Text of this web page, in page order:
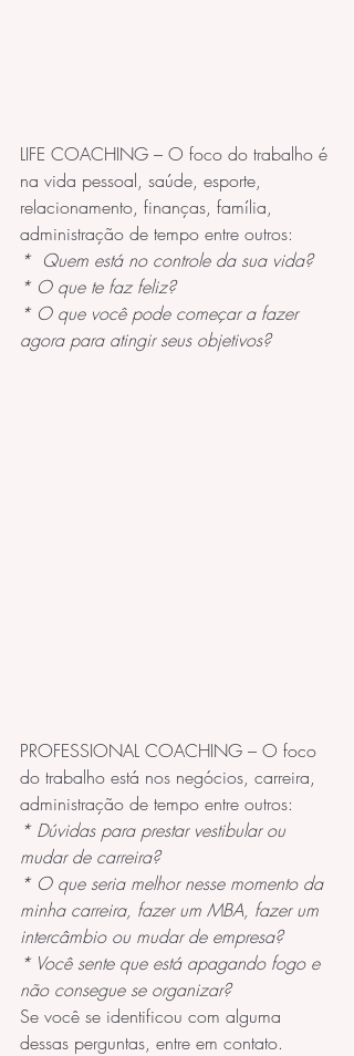
LIFE COACHING – O foco do trabalho é
na vida pessoal, saúde, esporte,
relacionamento, finanças, família,
administração de tempo entre outros:
*  Quem está no controle da sua vida?
* O que te faz feliz?
* O que você pode começar a fazer
agora para atingir seus objetivos?
PROFESSIONAL COACHING – O foco
do trabalho está nos negócios, carreira,
administração de tempo entre outros:
* Dúvidas para prestar vestibular ou
mudar de carreira?
* O que seria melhor nesse momento da
minha carreira, fazer um MBA, fazer um
intercâmbio ou mudar de empresa?
* Você sente que está apagando fogo e
não consegue se organizar?
Se você se identificou com alguma
dessas perguntas, entre em contato.